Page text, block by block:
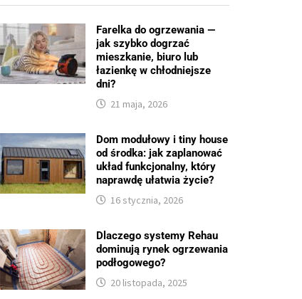
Farelka do ogrzewania —
jak szybko dogrzać
mieszkanie, biuro lub
łazienkę w chłodniejsze
dni?
21 maja, 2026
Dom modułowy i tiny house
od środka: jak zaplanować
układ funkcjonalny, który
naprawdę ułatwia życie?
16 stycznia, 2026
Dlaczego systemy Rehau
dominują rynek ogrzewania
podłogowego?
20 listopada, 2025